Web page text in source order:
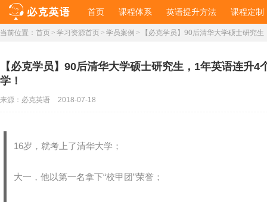
首页 课程体系 英语提升方法 课程定制
当前位置： 首页 > 学习资源首页 > 学员案例 > 【必克学员】90后清华大学硕士研究
【必克学员】90后清华大学硕士研究生，1年英语连升4
学！
来源： 必克英语 2018-07-18
16岁，就考上了清华大学；
大一，他以第一名拿下“校甲团”荣誉；